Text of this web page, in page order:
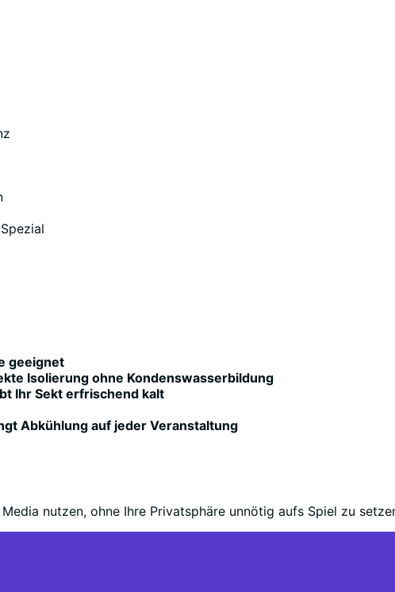
geeignet
Isolierung ohne Kondenswasserbildung
Ihr Sekt erfrischend kalt
Abkühlung auf jeder Veranstaltung
nutzen, ohne Ihre Privatsphäre unnötig aufs Spiel zu